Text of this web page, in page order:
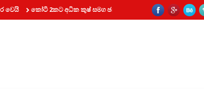
කෝටි 2කට අධික කුෂ් සමග ඡායාරූප ශිල්පියෙක් කටුනායකදී අත්අඩංගුවට